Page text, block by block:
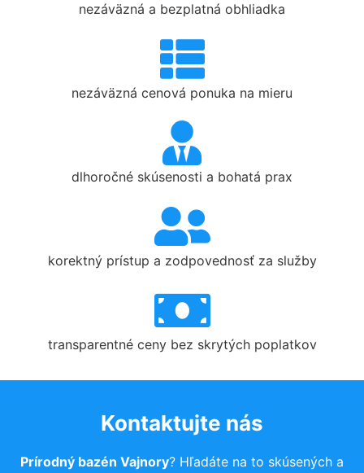
nezáväzná a bezplatná obhliadka
nezáväzná cenová ponuka na mieru
dlhoročné skúsenosti a bohatá prax
korektný prístup a zodpovednosť za služby
transparentné ceny bez skrytých poplatkov
Kontaktujte nás
Prírodný bazén Vajnory? Hľadáte na to skúsených a